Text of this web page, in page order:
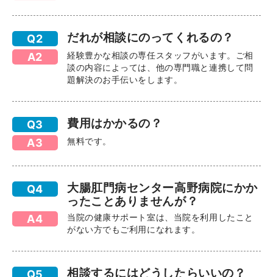
Q2 だれが相談にのってくれるの？
A2
経験豊かな相談の専任スタッフがいます。ご相
談の内容によっては、他の専門職と連携して問
題解決のお手伝いをします。
Q3 費用はかかるの？
A3 無料です。
Q4
大腸肛門病センター高野病院にかか
ったことありませんが？
A4
当院の健康サポート室は、当院を利用したこと
がない方でもご利用になれます。
Q5 相談するにはどうしたらいいの？